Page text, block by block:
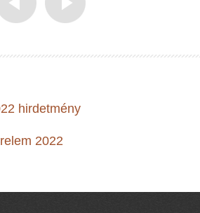
hirdetmény
2022